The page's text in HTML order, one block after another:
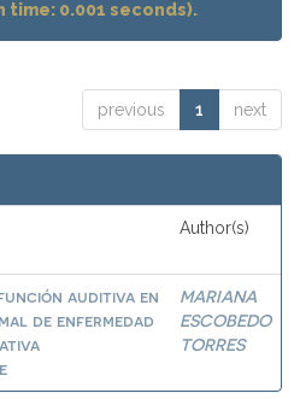
time: 0.001 seconds).
previous 1 next
Author(s)
auditiva en
de enfermedad
MARIANA
ESCOBEDO
TORRES